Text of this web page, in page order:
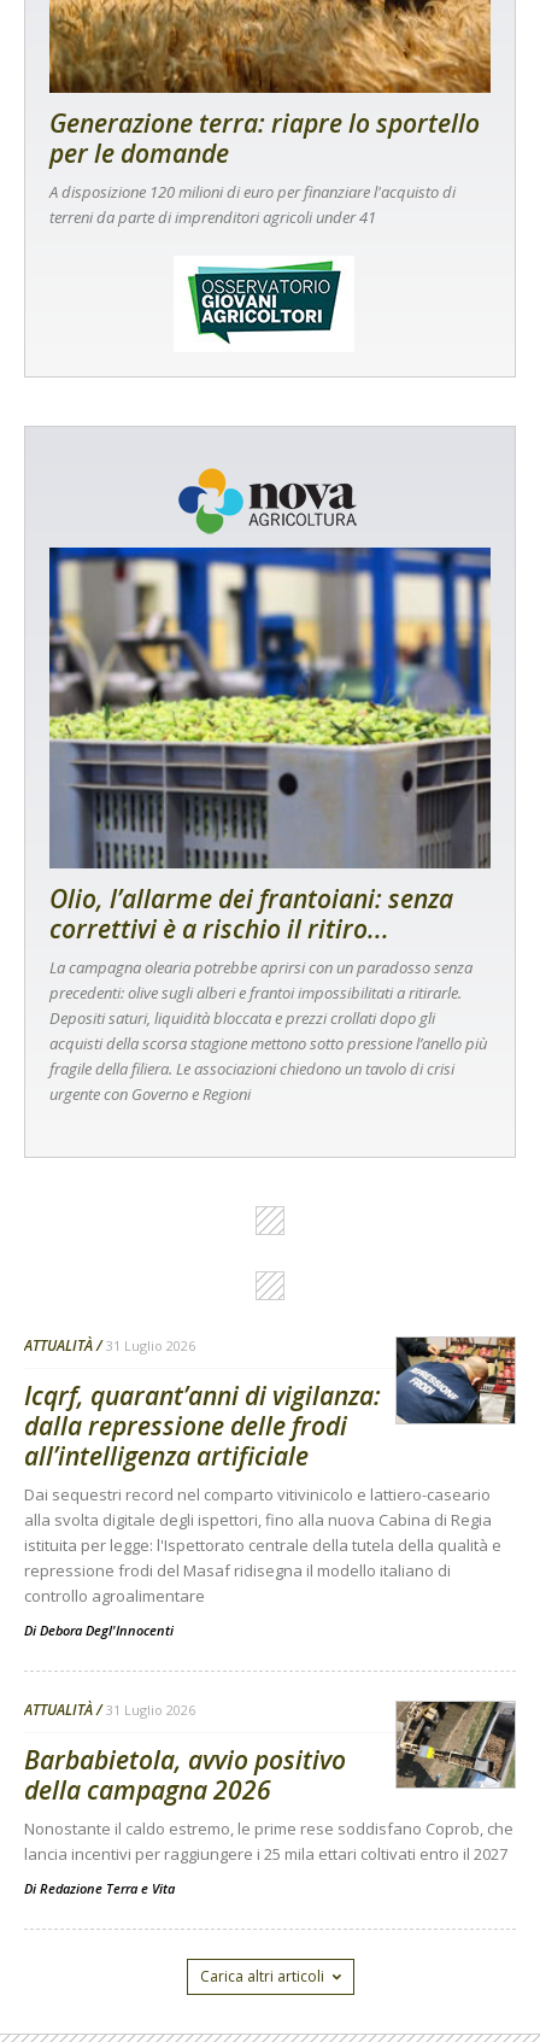
Generazione terra: riapre lo sportello
per le domande
A disposizione 120 milioni di euro per finanziare l'acquisto di
terreni da parte di imprenditori agricoli under 41
Olio, l’allarme dei frantoiani: senza
correttivi è a rischio il ritiro...
La campagna olearia potrebbe aprirsi con un paradosso senza
precedenti: olive sugli alberi e frantoi impossibilitati a ritirarle.
Depositi saturi, liquidità bloccata e prezzi crollati dopo gli
acquisti della scorsa stagione mettono sotto pressione l’anello più
fragile della filiera. Le associazioni chiedono un tavolo di crisi
urgente con Governo e Regioni
ATTUALITÀ 31 Luglio 2026
Icqrf, quarant’anni di vigilanza:
dalla repressione delle frodi
all’intelligenza artificiale
Dai sequestri record nel comparto vitivinicolo e lattiero-caseario
alla svolta digitale degli ispettori, fino alla nuova Cabina di Regia
istituita per legge: l'Ispettorato centrale della tutela della qualità e
repressione frodi del Masaf ridisegna il modello italiano di
controllo agroalimentare
Di Debora Degl'Innocenti
ATTUALITÀ 31 Luglio 2026
Barbabietola, avvio positivo
della campagna 2026
Nonostante il caldo estremo, le prime rese soddisfano Coprob, che
lancia incentivi per raggiungere i 25 mila ettari coltivati entro il 2027
Di Redazione Terra e Vita
Carica altri articoli